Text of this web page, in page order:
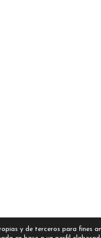
y de terceros para fines